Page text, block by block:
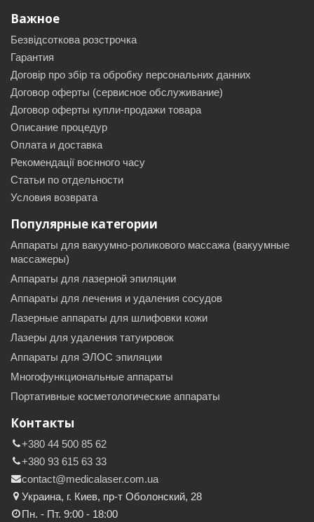
Важное
Безвідсоткова розстрочка
Гарантия
Договір про збір та обробку персональних данних
Договор оферты (сервисное обслуживание)
Договор оферты купли-продажи товара
Описание процедур
Оплата и доставка
Рекомендації воєнного часу
Статьи по отдельности
Условия возврата
Популярные категории
Аппараты для вакуумно-роликового массажа (вакуумные
массажеры)
Аппараты для лазерной эпиляции
Аппараты для лечения и удаления сосудов
Лазерные аппараты для шлифовки кожи
Лазеры для удаления татуировок
Аппараты для ЭЛОС эпиляции
Многофункциональные аппараты
Портативные косметологические аппараты
Контакты
+380 44 500 85 62
+380 93 615 63 33
contact@medicalaser.com.ua
Украина, г. Киев, пр-т Оболонский, 28
Пн. - Пт. 9:00 - 18:00